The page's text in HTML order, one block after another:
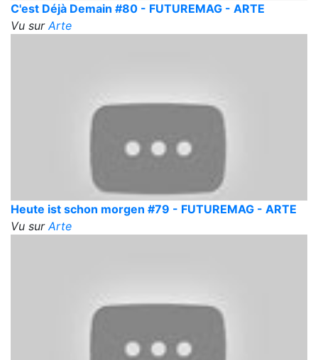
C'est Déjà Demain #80 - FUTUREMAG - ARTE
Vu sur Arte
Heute ist schon morgen #79 - FUTUREMAG - ARTE
Vu sur Arte